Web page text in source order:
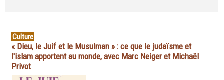
Culture
« Dieu, le Juif et le Musulman » : ce que le judaïsme et
l'islam apportent au monde, avec Marc Neiger et Michaël
Privot